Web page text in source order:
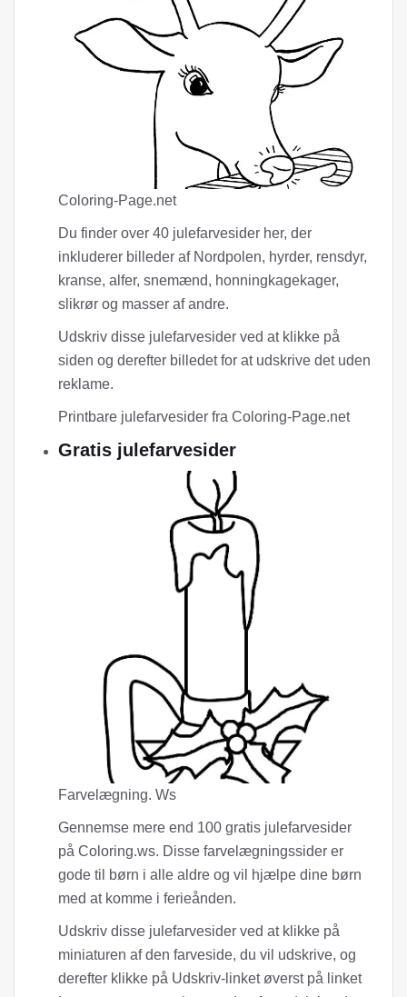
Coloring-Page.net
Du finder over 40 julefarvesider her, der
inkluderer billeder af Nordpolen, hyrder, rensdyr,
kranse, alfer, snemænd, honningkagekager,
slikrør og masser af andre.
Udskriv disse julefarvesider ved at klikke på
siden og derefter billedet for at udskrive det uden
reklame.
Printbare julefarvesider fra Coloring-Page.net
Gratis julefarvesider
Farvelægning. Ws
Gennemse mere end 100 gratis julefarvesider
på Coloring.ws. Disse farvelægningssider er
gode til børn i alle aldre og vil hjælpe dine børn
med at komme i ferieånden.
Udskriv disse julefarvesider ved at klikke på
miniaturen af ​​den farveside, du vil udskrive, og
derefter klikke på Udskriv-linket øverst på linket